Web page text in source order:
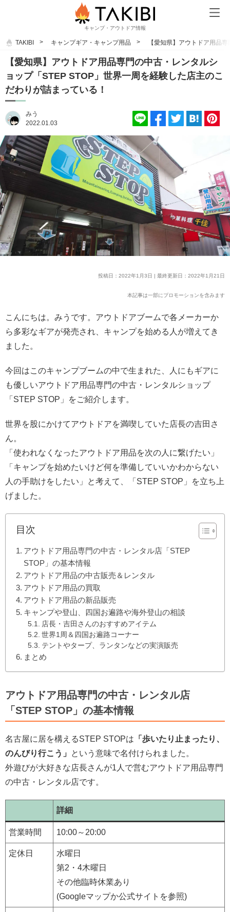
キャンプ・アウトドア情報
TAKIBI キャンプギア・キャンプ用品 【愛知県】アウトドア用品
【愛知県】アウトドア用品専門の中古・レンタルシ
ョップ「STEP STOP」世界一周を経験した店主のこ
だわりが詰まっている！
みう
2022.01.03
投稿日：2022年1月3日 | 最終更新日：2022年1月21日
本記事は一部にプロモーションを含みます
こんにちは。みうです。アウトドアブームで各メーカーか
ら多彩なギアが発売され、キャンプを始める人が増えてき
ました。
今回はこのキャンプブームの中で生まれた、人にもギアに
も優しいアウトドア用品専門の中古・レンタルショップ
「STEP STOP」をご紹介します。
世界を股にかけてアウトドアを満喫していた店長の吉田さ
ん。
「使われなくなったアウトドア用品を次の人に繋げたい」
「キャンプを始めたいけど何を準備していいかわからない
人の手助けをしたい」と考えて、「STEP STOP」を立ち上
げました。
目次
アウトドア用品専門の中古・レンタル店「STEP
STOP」の基本情報
アウトドア用品の中古販売＆レンタル
アウトドア用品の買取
アウトドア用品の新品販売
キャンプや登山、四国お遍路や海外登山の相談
店長・吉田さんのおすすめアイテム
世界1周＆四国お遍路コーナー
テントやタープ、ランタンなどの実演販売
まとめ
アウトドア用品専門の中古・レンタル店
「STEP STOP」の基本情報
名古屋に居を構えるSTEP STOPは 「歩いたり止まったり、
のんびり行こう」
という意味で名付けられました。
外遊びが大好きな店長さんが1人で営むアウトドア用品専門
の中古・レンタル店です。
詳細
営業時間 10:00～20:00
定休日
水曜日
第2・4木曜日
その他臨時休業あり
(Googleマップか公式サイトを参照)